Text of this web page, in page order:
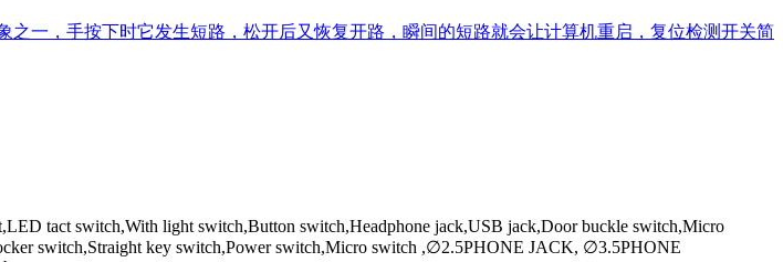
一，手按下时它发生短路，松开后又恢复开路，瞬间的短路就会让计算机重启，复位检测开关简
tact switch,With light switch,Button switch,Headphone jack,USB jack,Door buckle switch,Micro
switch,Straight key switch,Power switch,Micro switch ,∅2.5PHONE JACK, ∅3.5PHONE